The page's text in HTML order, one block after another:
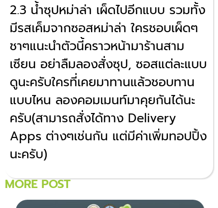
2.3 น้ำซุปหม่าล่า เผ็ดไปอีกแบบ รวมทั้ง
มีรสเค็มจากซอสหม่าล่า ใครชอบเผ็ดๆ
ชาๆแนะนำตัวนี้คราวหน้ามาร้านสาม
เซียน อย่าลืมลองสั่งซุป, ซอสแต่ละแบบ
ดูนะครับใครที่เคยมาทานแล้วชอบทาน
แบบไหน ลองคอมเมนท์มาคุยกันได้นะ
ครับ(สามารถสั่งได้ทาง Delivery
Apps ต่างๆเช่นกัน แต่มีค่าเพิ่มทอปปิ้ง
นะครับ)
MORE POST